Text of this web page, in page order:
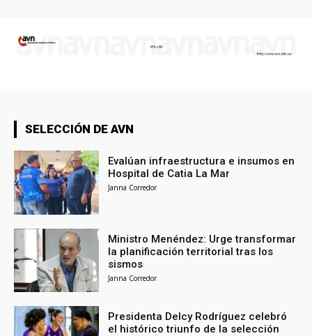
SELECCIÓN DE AVN
Evalúan infraestructura e insumos en
Hospital de Catia La Mar
Janna Corredor
Ministro Menéndez: Urge transformar
la planificación territorial tras los
sismos
Janna Corredor
Presidenta Delcy Rodríguez celebró
el histórico triunfo de la selección